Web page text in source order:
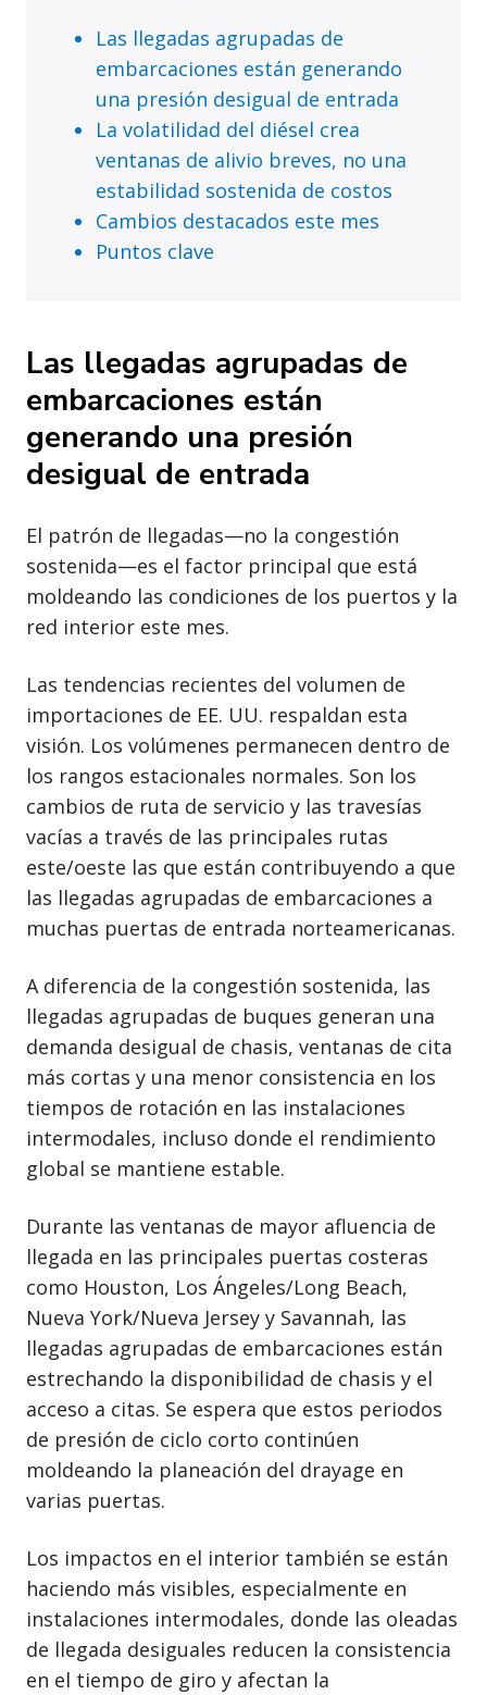
Las llegadas agrupadas de
embarcaciones están generando
una presión desigual de entrada
La volatilidad del diésel crea
ventanas de alivio breves, no una
estabilidad sostenida de costos
Cambios destacados este mes
Puntos clave
Las llegadas agrupadas de
embarcaciones están
generando una presión
desigual de entrada
El patrón de llegadas—no la congestión
sostenida—es el factor principal que está
moldeando las condiciones de los puertos y la
red interior este mes.
Las tendencias recientes del volumen de
importaciones de EE. UU. respaldan esta
visión. Los volúmenes permanecen dentro de
los rangos estacionales normales. Son los
cambios de ruta de servicio y las travesías
vacías a través de las principales rutas
este/oeste las que están contribuyendo a que
las llegadas agrupadas de embarcaciones a
muchas puertas de entrada norteamericanas.
A diferencia de la congestión sostenida, las
llegadas agrupadas de buques generan una
demanda desigual de chasis, ventanas de cita
más cortas y una menor consistencia en los
tiempos de rotación en las instalaciones
intermodales, incluso donde el rendimiento
global se mantiene estable.
Durante las ventanas de mayor afluencia de
llegada en las principales puertas costeras
como Houston, Los Ángeles/Long Beach,
Nueva York/Nueva Jersey y Savannah, las
llegadas agrupadas de embarcaciones están
estrechando la disponibilidad de chasis y el
acceso a citas. Se espera que estos periodos
de presión de ciclo corto continúen
moldeando la planeación del drayage en
varias puertas.
Los impactos en el interior también se están
haciendo más visibles, especialmente en
instalaciones intermodales, donde las oleadas
de llegada desiguales reducen la consistencia
en el tiempo de giro y afectan la